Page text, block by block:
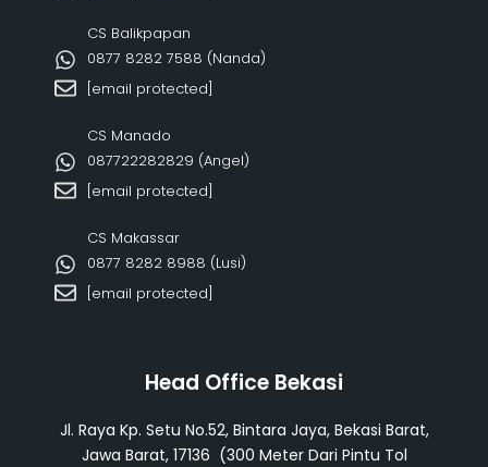
CS Balikpapan
0877 8282 7588 (Nanda)
[email protected]
CS Manado
087722282829 (Angel)
[email protected]
CS Makassar
0877 8282 8988 (Lusi)
[email protected]
Head Office Bekasi
Jl. Raya Kp. Setu No.52, Bintara Jaya, Bekasi Barat,
Jawa Barat, 17136 (300 Meter Dari Pintu Tol